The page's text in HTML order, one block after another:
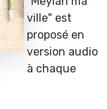
ville" est
proposé en
version audio
à chaque